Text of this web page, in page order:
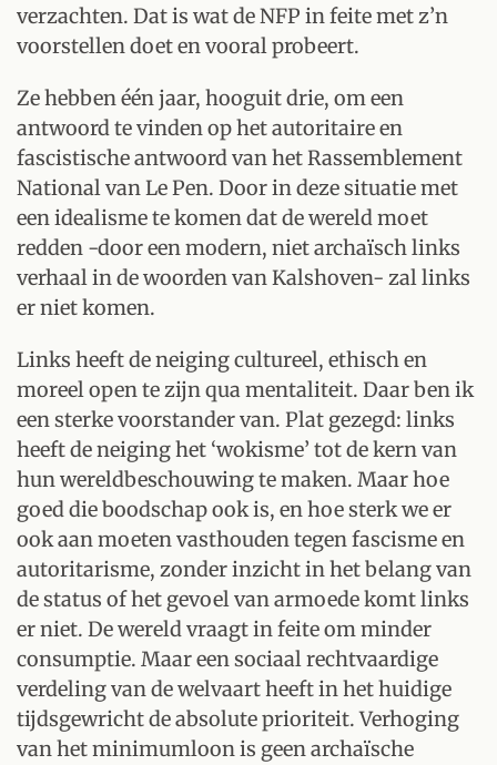
verzachten. Dat is wat de NFP in feite met z’n
voorstellen doet en vooral probeert.
Ze hebben één jaar, hooguit drie, om een
antwoord te vinden op het autoritaire en
fascistische antwoord van het Rassemblement
National van Le Pen. Door in deze situatie met
een idealisme te komen dat de wereld moet
redden -door een modern, niet archaïsch links
verhaal in de woorden van Kalshoven- zal links
er niet komen.
Links heeft de neiging cultureel, ethisch en
moreel open te zijn qua mentaliteit. Daar ben ik
een sterke voorstander van. Plat gezegd: links
heeft de neiging het ‘wokisme’ tot de kern van
hun wereldbeschouwing te maken. Maar hoe
goed die boodschap ook is, en hoe sterk we er
ook aan moeten vasthouden tegen fascisme en
autoritarisme, zonder inzicht in het belang van
de status of het gevoel van armoede komt links
er niet. De wereld vraagt in feite om minder
consumptie. Maar een sociaal rechtvaardige
verdeling van de welvaart heeft in het huidige
tijdsgewricht de absolute prioriteit. Verhoging
van het minimumloon is geen archaïsche